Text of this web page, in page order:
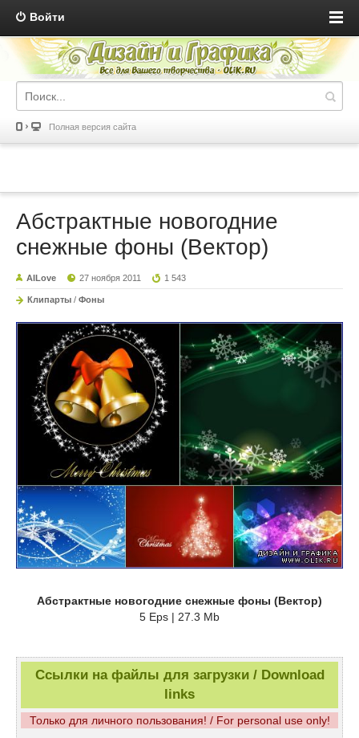
Войти
Полная версия сайта
Абстрактные новогодние
снежные фоны (Вектор)
AILove 27 ноября 2011 1 543
Клипарты / Фоны
Абстрактные новогодние снежные фоны (Вектор)
5 Eps | 27.3 Mb
Ссылки на файлы для загрузки / Download
links
Только для личного пользования! / For personal use only!